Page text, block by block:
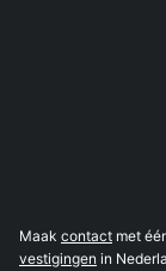
Maak contact met
vestigingen in